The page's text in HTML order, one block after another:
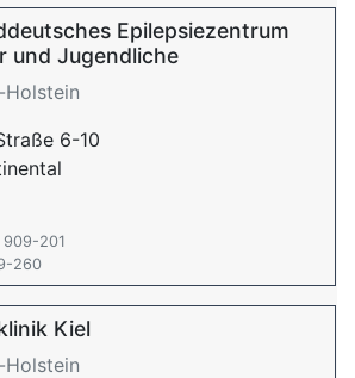
Epilepsiezentrum
und Jugendliche
Holstein
6-10
201
260
Kiel
Holstein